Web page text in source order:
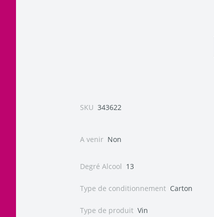
SKU 343622
A venir Non
Degré Alcool 13
Type de conditionnement Carton
Type de produit Vin